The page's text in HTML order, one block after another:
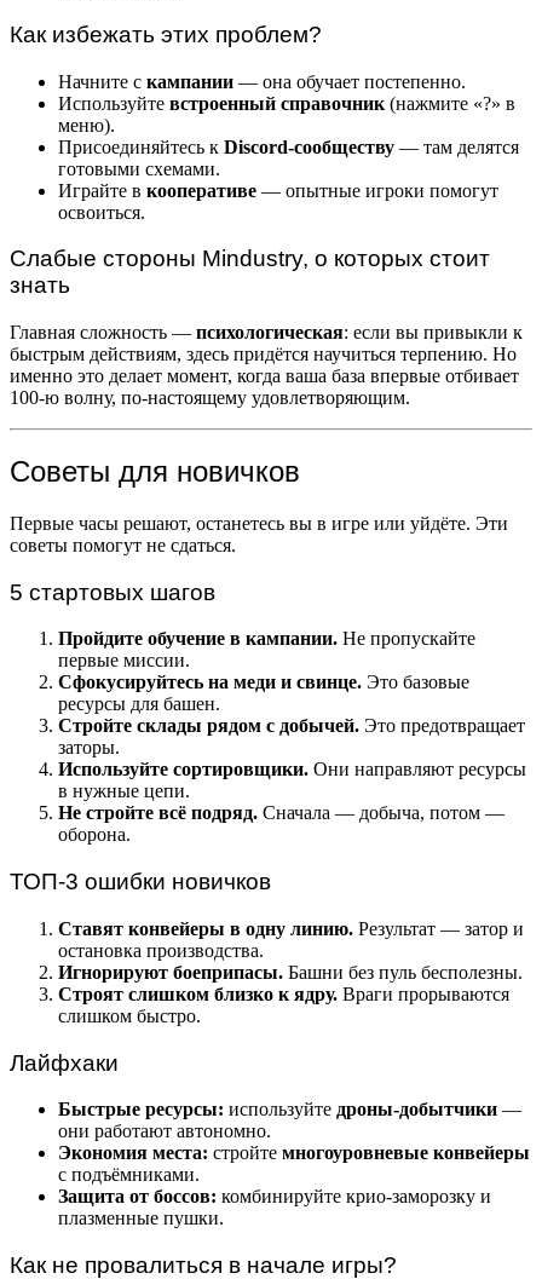
Как избежать этих проблем?
Начните с кампании — она обучает постепенно.
Используйте встроенный справочник (нажмите «?» в
меню).
Присоединяйтесь к Discord-сообществу — там делятся
готовыми схемами.
Играйте в кооперативе — опытные игроки помогут
освоиться.
Слабые стороны Mindustry, о которых стоит
знать
Главная сложность — психологическая: если вы привыкли к
быстрым действиям, здесь придётся научиться терпению. Но
именно это делает момент, когда ваша база впервые отбивает
100-ю волну, по-настоящему удовлетворяющим.
Советы для новичков
Первые часы решают, останетесь вы в игре или уйдёте. Эти
советы помогут не сдаться.
5 стартовых шагов
Пройдите обучение в кампании. Не пропускайте
первые миссии.
Сфокусируйтесь на меди и свинце. Это базовые
ресурсы для башен.
Стройте склады рядом с добычей. Это предотвращает
заторы.
Используйте сортировщики. Они направляют ресурсы
в нужные цепи.
Не стройте всё подряд. Сначала — добыча, потом —
оборона.
ТОП-3 ошибки новичков
Ставят конвейеры в одну линию. Результат — затор и
остановка производства.
Игнорируют боеприпасы. Башни без пуль бесполезны.
Строят слишком близко к ядру. Враги прорываются
слишком быстро.
Лайфхаки
Быстрые ресурсы: используйте дроны-добытчики —
они работают автономно.
Экономия места: стройте многоуровневые конвейеры
с подъёмниками.
Защита от боссов: комбинируйте крио-заморозку и
плазменные пушки.
Как не провалиться в начале игры?